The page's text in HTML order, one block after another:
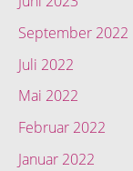
September 2022
Juli 2022
Mai 2022
Februar 2022
Januar 2022